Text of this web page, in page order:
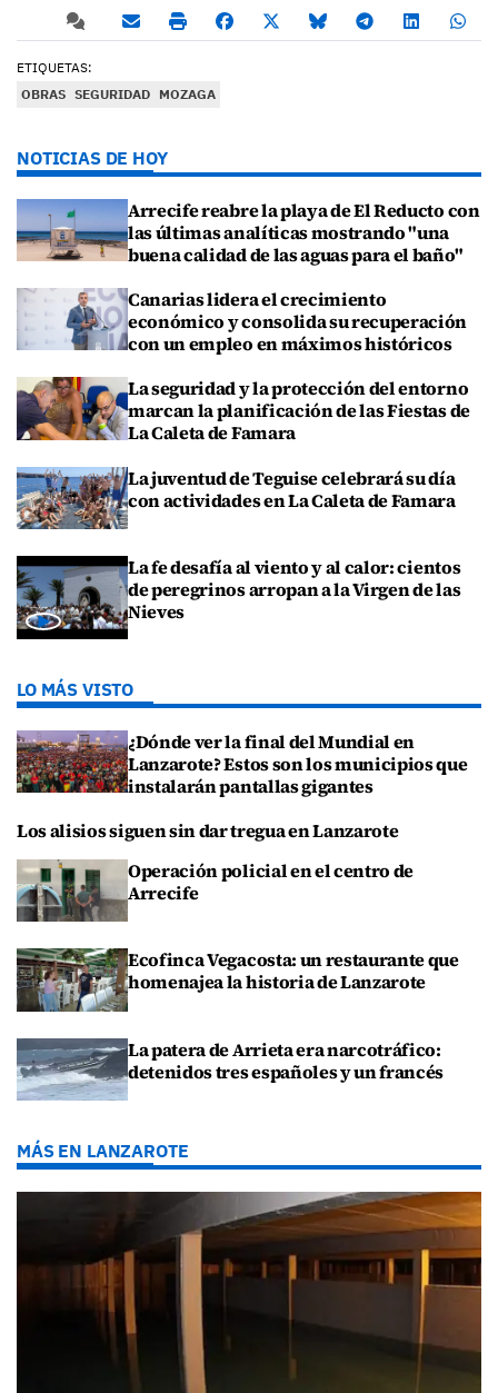
ETIQUETAS:
OBRAS SEGURIDAD MOZAGA
NOTICIAS DE HOY
Arrecife reabre la playa de El Reducto con
las últimas analíticas mostrando "una
buena calidad de las aguas para el baño"
Canarias lidera el crecimiento
económico y consolida su recuperación
con un empleo en máximos históricos
La seguridad y la protección del entorno
marcan la planificación de las Fiestas de
La Caleta de Famara
La juventud de Teguise celebrará su día
con actividades en La Caleta de Famara
La fe desafía al viento y al calor: cientos
de peregrinos arropan a la Virgen de las
Nieves
LO MÁS VISTO
¿Dónde ver la final del Mundial en
Lanzarote? Estos son los municipios que
instalarán pantallas gigantes
Los alisios siguen sin dar tregua en Lanzarote
Operación policial en el centro de
Arrecife
Ecofinca Vegacosta: un restaurante que
homenajea la historia de Lanzarote
La patera de Arrieta era narcotráfico:
detenidos tres españoles y un francés
MÁS EN LANZAROTE